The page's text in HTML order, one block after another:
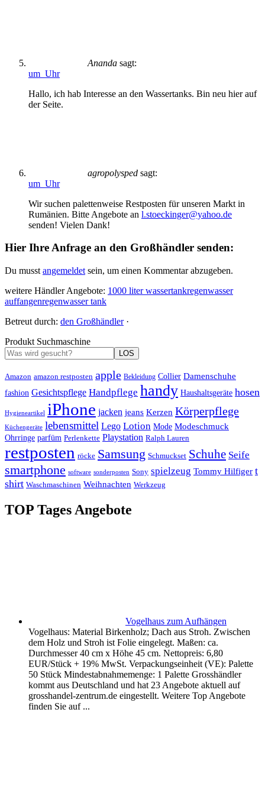
Ananda sagt:
um Uhr
Hallo, ich hab Interesse an den Wassertanks. Bin neu hier auf
der Seite.
agropolysped sagt:
um Uhr
Wir suchen palettenweise Restposten für unseren Markt in
Rumänien. Bitte Angebote an l.stoeckinger@yahoo.de
senden! Vielen Dank!
Hier Ihre Anfrage an den Großhändler senden:
Du musst angemeldet sein, um einen Kommentar abzugeben.
weitere Händler Angebote: 1000 liter wassertankregenwasser
auffangenregenwasser tank
Betreut durch: den Großhändler·
Produkt Suchmaschine
LOS
Amazon amazon restposten apple Bekleidung Collier Damenschuhe
fashion Gesichtspflege Handpflege handy Haushaltsgeräte hosen
Hygieneartikel iPhone jacken jeans Kerzen Körperpflege
Küchengeräte lebensmittel Lego Lotion Mode Modeschmuck
Ohrringe parfüm Perlenkette Playstation Ralph Lauren
restposten röcke Samsung Schmuckset Schuhe Seife
smartphone software sonderposten Sony spielzeug Tommy Hilfiger t
shirt Waschmaschinen Weihnachten Werkzeug
TOP Tages Angebote
Vogelhaus zum Aufhängen
Vogelhaus: Material Birkenholz; Dach aus Stroh. Zwischen
dem Holz und Stroh ist Folie eingelegt. Maßen: ca.
Durchmesser 40 cm x Höhe 45 cm. Nettopreis: 6,80
EUR/Stück + 19% MwSt. Verpackungseinheit (VE): Palette
50 Stück Mindestabnahmemenge: 1 Palette Grosshändler
kommt aus Deutschland und hat 23 Angebote aktuell auf
grosshandel-zentrum.de eingestellt. Weitere Top Angebote
finden Sie auf ...